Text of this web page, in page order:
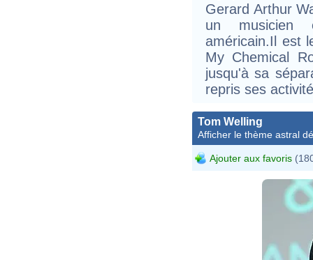
Gerard Arthur
un musicien
américain.Il est
My Chemical
jusqu'à sa
repris ses
Tom Welling
Afficher le thème astral
Ajouter aux favoris